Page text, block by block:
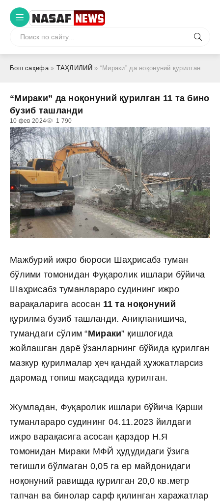
Бош саҳифа» ТАҲЛИЛИЙ » “Мираки” да ноқонуний қурилган 11 та бино бузиб ташланди
“Мираки” да ноқонуний қурилган 11 та бино
бузиб ташланди
10 фев 2024 1 790
Мажбурий ижро бюроси Шаҳрисабз туман
бўлими томонидан Фуқаролик ишлари бўйича
Шаҳрисабз туманлараро судининг ижро
варақаларига асосан 11 та ноқонуний
қурилма бузиб ташланди. Аниқланишича,
тумандаги сўлим “Мираки” қишлоғида
жойлашган дарё ўзанларнинг бўйида қурилган
мазкур қурилмалар ҳеч қандай ҳужжатларсиз
даромад топиш мақсадида қурилган.
Жумладан, Фуқаролик ишлари бўйича Қарши
туманлараро судининг 04.11.2023 йилдаги
ижро варақасига асосан қарздор Н.Я
томонидан Мираки МФЙ ҳудудидаги ўзига
тегишли бўлмаган 0,05 га ер майдонидаги
ноқонуний равишда қурилган 20,0 кв.метр
тапчан ва бинолар сарф қилинган харажатлар